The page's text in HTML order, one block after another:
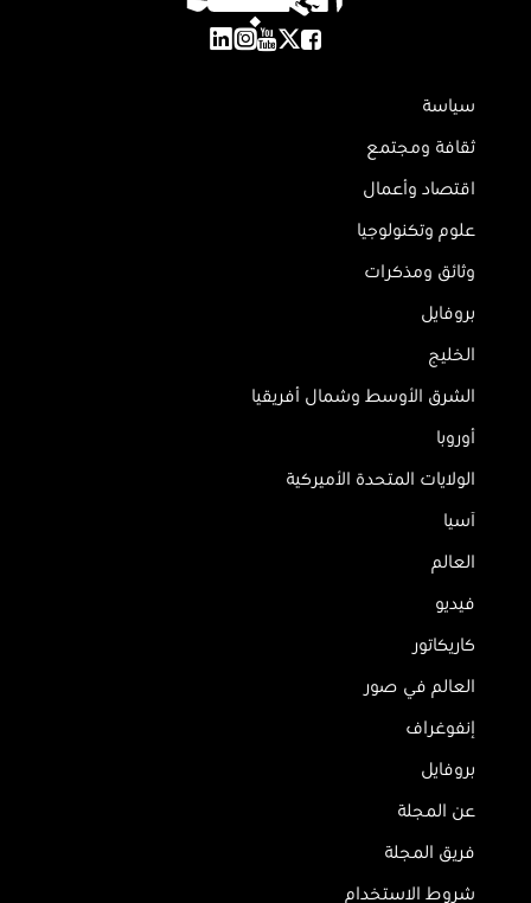
سياسة
ثقافة ومجتمع
اقتصاد وأعمال
علوم وتكنولوجيا
وثائق ومذكرات
بروفايل
الخليج
الشرق الأوسط وشمال أفريقيا
أوروبا
الولايات المتحدة الأميركية
آسيا
العالم
فيديو
كاريكاتور
العالم في صور
إنفوغراف
بروفايل
عن المجلة
فريق المجلة
شروط الاستخدام